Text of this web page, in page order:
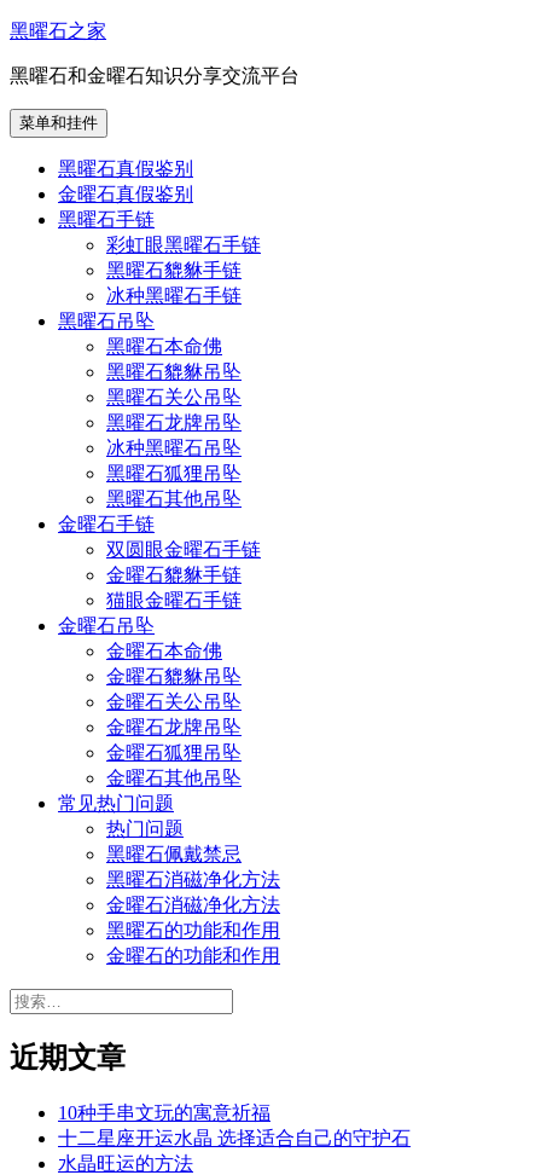
跳
内
容
黑曜石之家
黑曜石和金曜石知识分享交流平台
菜单和挂件
黑曜石真假鉴别
金曜石真假鉴别
黑曜石手链
彩虹眼黑曜石手链
黑曜石貔貅手链
冰种黑曜石手链
黑曜石吊坠
黑曜石本命佛
黑曜石貔貅吊坠
黑曜石关公吊坠
黑曜石龙牌吊坠
冰种黑曜石吊坠
黑曜石狐狸吊坠
黑曜石其他吊坠
金曜石手链
双圆眼金曜石手链
金曜石貔貅手链
猫眼金曜石手链
金曜石吊坠
金曜石本命佛
金曜石貔貅吊坠
金曜石关公吊坠
金曜石龙牌吊坠
金曜石狐狸吊坠
金曜石其他吊坠
常见热门问题
热门问题
黑曜石佩戴禁忌
黑曜石消磁净化方法
金曜石消磁净化方法
黑曜石的功能和作用
金曜石的功能和作用
搜
近期文章
10种手串文玩的寓意祈福
十二星座开运水晶 选择适合自己的守护石
水晶旺运的方法